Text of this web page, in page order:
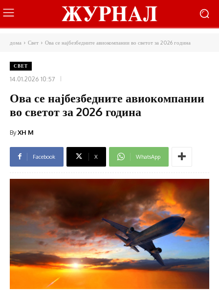
дома Свет Ова се најбезбедните авиокомпании во светот за 2026 година
СВЕТ
14.01.2026 10:57
Ова се најбезбедните авиокомпании
во светот за 2026 година
ByXH M
Facebook X WhatsApp